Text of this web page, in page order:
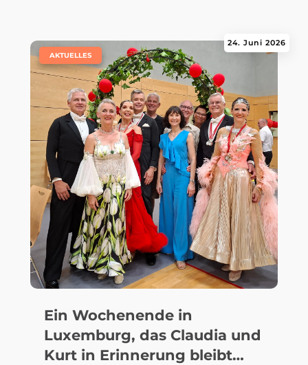
Ein Wochenende in
Luxemburg, das Claudia und
Kurt in Erinnerung bleibt…
24. Juni 2026
AKTUELLES